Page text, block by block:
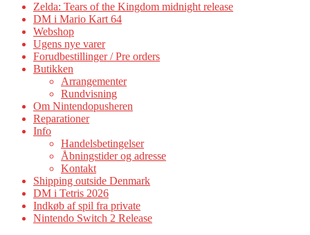
Zelda: Tears of the Kingdom midnight release
DM i Mario Kart 64
Webshop
Ugens nye varer
Forudbestillinger / Pre orders
Butikken
Arrangementer
Rundvisning
Om Nintendopusheren
Reparationer
Info
Handelsbetingelser
Åbningstider og adresse
Kontakt
Shipping outside Denmark
DM i Tetris 2026
Indkøb af spil fra private
Nintendo Switch 2 Release